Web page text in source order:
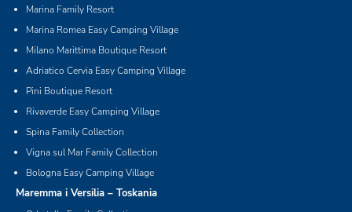
Marina Family Resort
Marina Romea Easy Camping Village
Milano Marittima Boutique Resort
Adriatico Cervia Easy Camping Village
Pini Boutique Resort
Rivaverde Easy Camping Village
Spina Family Collection
Vigna sul Mar Family Collection
Bologna Easy Camping Village
Maremma i Versilia – Toskania